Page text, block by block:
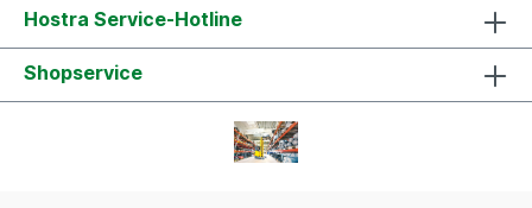
Hostra Service-Hotline
Shopservice